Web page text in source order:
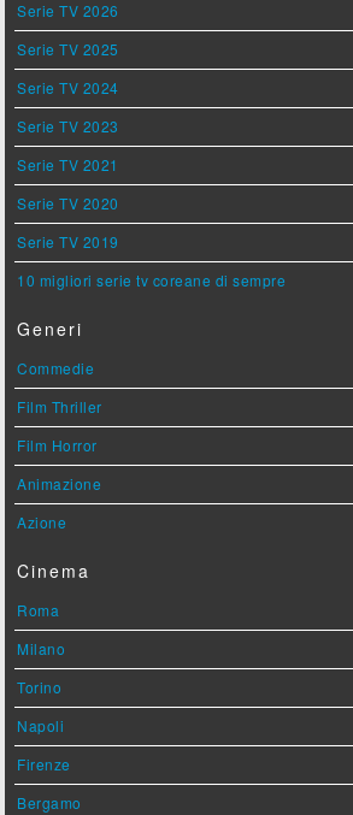
Serie TV 2026
Serie TV 2025
Serie TV 2024
Serie TV 2023
Serie TV 2021
Serie TV 2020
Serie TV 2019
10 migliori serie tv coreane di sempre
Generi
Commedie
Film Thriller
Film Horror
Animazione
Azione
Cinema
Roma
Milano
Torino
Napoli
Firenze
Bergamo